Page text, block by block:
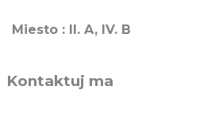
Miesto : II. A, IV. B
Kontaktuj ma